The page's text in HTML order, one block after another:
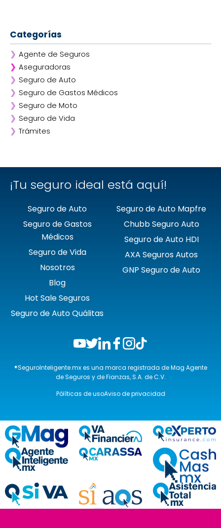
Categorías
❯ Agente de Seguros
❯ Aseguradoras
❯ Afirme
❯ ANA
❯ AXA
❯ Chubb
❯ GNP
❯ Seguro de Auto
❯ Seguro de Gastos Médicos
❯ Seguro de Moto
❯ Seguro de Vida
❯ Trámites
¡Tu seguro ideal está aquí!
Seguro de Auto
Seguro de Gastos
Médicos
Seguro de Vida
Nosotros
Blog
Hot Sale Seguros
Seguro de Auto Quálitas
Seguro de Auto Mapfre
Chubb Seguro Auto
Seguro de Auto HDI
AXA Seguros Autos
GNP Seguro de Auto
®SeguroInteligente.mx es una marca registrada de Mag Agente
de Seguros y de Fianzas, S.A. de C.V.
Pólíticas de usoAviso de privacidad